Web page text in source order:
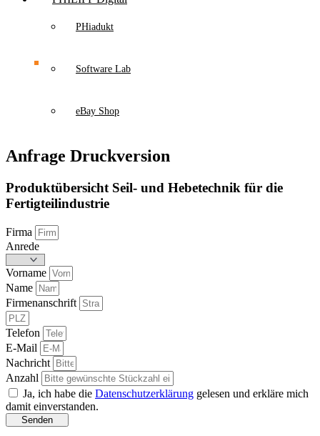
PHiadukt
Software Lab
eBay Shop
Anfrage Druckversion
Produktübersicht Seil- und Hebetechnik für die
Fertigteilindustrie
Firma
Anrede
Vorname
Name
Firmenanschrift
Telefon
E-Mail
Nachricht
Anzahl
Ja, ich habe die Datenschutzerklärung gelesen und erkläre mich
damit einverstanden.
Senden